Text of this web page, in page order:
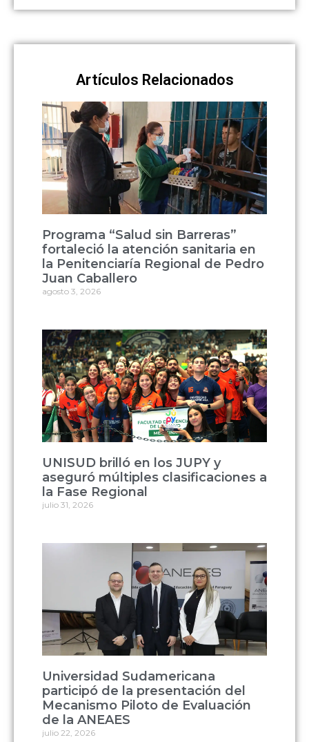
Artículos Relacionados
Programa “Salud sin Barreras”
fortaleció la atención sanitaria en
la Penitenciaría Regional de Pedro
Juan Caballero
agosto 3, 2026
UNISUD brilló en los JUPY y
aseguró múltiples clasificaciones a
la Fase Regional
julio 31, 2026
Universidad Sudamericana
participó de la presentación del
Mecanismo Piloto de Evaluación
de la ANEAES
julio 22, 2026